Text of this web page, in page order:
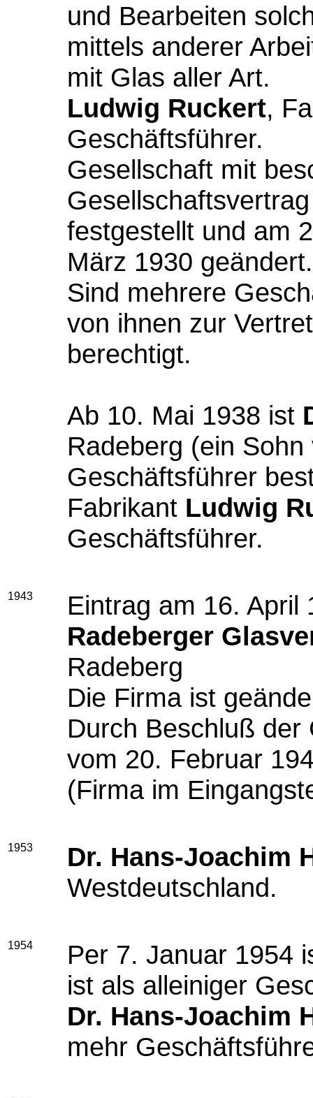
und Bearbeiten
mittels anderer
mit Glas aller Art.
Ludwig Ruckert,
Geschäftsführer.
Gesellschaft mit
festgestellt und am
März 1930 geändert.
Sind mehrere
von ihnen zur
berechtigt.
Ab 10. Mai 1938 ist
Radeberg (ein
Geschäftsführer
Fabrikant Ludwig
Geschäftsführer.
1943
Eintrag am 16. April
Radeberger
Radeberg
Die Firma ist
Durch Beschluß
vom 20. Februar
(Firma im
1953
Dr. Hans-Joachim
Westdeutschland.
1954 Per 7. Januar 1954
ist als alleiniger
Dr. Hans-Joachim
mehr